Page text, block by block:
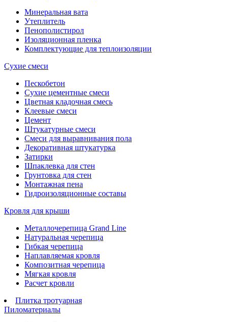
Минеральная вата
Утеплитель
Пенополистирол
Изоляционная пленка
Комплектующие для теплоизоляции
Сухие смеси
Пескобетон
Сухие цементные смеси
Цветная кладочная смесь
Клеевые смеси
Цемент
Штукатурные смеси
Смеси для выравнивания пола
Декоративная штукатурка
Затирки
Шпаклевка для стен
Грунтовка для стен
Монтажная пена
Гидроизоляционные составы
Кровля для крыши
Металлочерепица Grand Line
Натуральная черепица
Гибкая черепица
Наплавляемая кровля
Композитная черепица
Мягкая кровля
Расчет кровли
Плитка тротуарная
Пиломатериалы